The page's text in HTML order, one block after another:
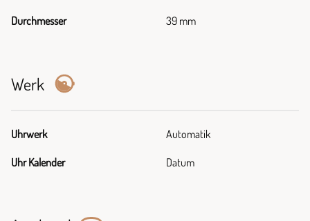
Durchmesser 39 mm
Werk
Uhrwerk Automatik
Uhr Kalender Datum